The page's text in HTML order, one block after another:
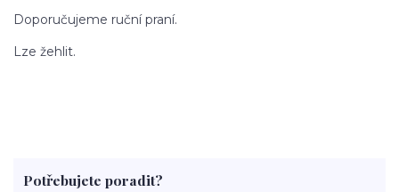
Doporučujeme ruční praní.
Lze žehlit.
Potřebujete poradit?